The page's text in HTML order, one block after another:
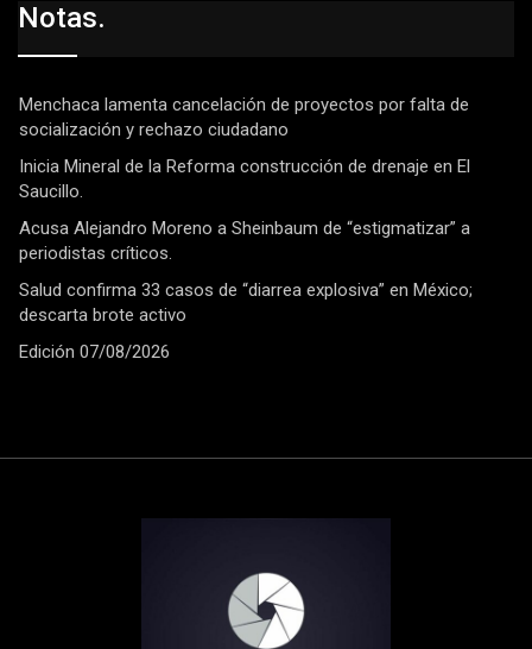
Notas.
Menchaca lamenta cancelación de proyectos por falta de
socialización y rechazo ciudadano
Inicia Mineral de la Reforma construcción de drenaje en El
Saucillo.
Acusa Alejandro Moreno a Sheinbaum de “estigmatizar” a
periodistas críticos.
Salud confirma 33 casos de “diarrea explosiva” en México;
descarta brote activo
Edición 07/08/2026